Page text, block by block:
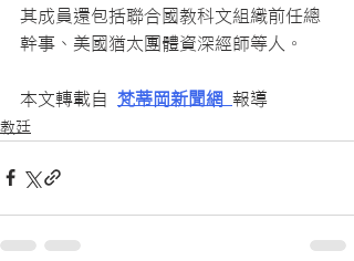
其成員還包括聯合國教科文組織前任總
幹事、美國猶太團體資深經師等人。
本文轉載自 梵蒂岡新聞網 報導
教廷